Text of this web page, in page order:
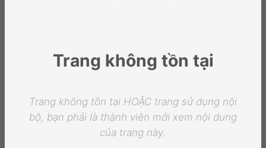
Trang không tồn tại
Trang không tồn tại HOẶC trang sử dụng nội
bộ, bạn phải là thành viên mới xem nội dung
của trang này.